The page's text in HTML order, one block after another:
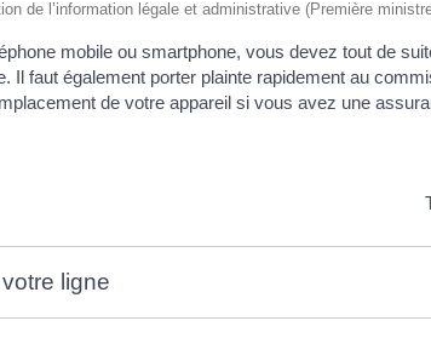
de l’information légale et administrative (Première
mobile ou smartphone, vous devez tout de
Il faut également porter plainte rapidement au
de votre appareil si vous avez une
ligne